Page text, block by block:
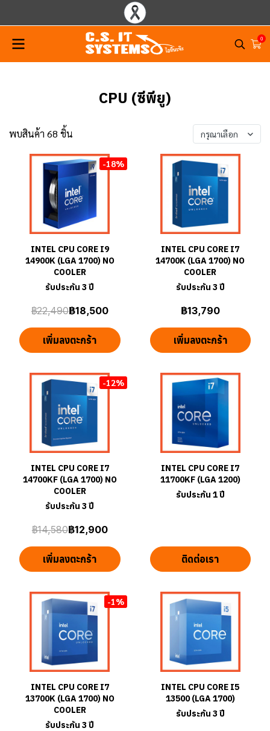
0
CPU (ซีพียู)
พบสินค้า 68 ชิ้น กรุณาเลือก
-18%
INTEL CPU CORE I9
14900K (LGA 1700) NO
COOLER
รับประกัน 3 ปี
฿22,490฿18,500
เพิ่มลงตะกร้า
INTEL CPU CORE I7
14700K (LGA 1700) NO
COOLER
รับประกัน 3 ปี
฿13,790
เพิ่มลงตะกร้า
-12%
INTEL CPU CORE I7
14700KF (LGA 1700) NO
COOLER
รับประกัน 3 ปี
฿14,580฿12,900
เพิ่มลงตะกร้า
INTEL CPU CORE I7
11700KF (LGA 1200)
รับประกัน 1 ปี
ติดต่อเรา
-1%
INTEL CPU CORE I7
13700K (LGA 1700) NO
COOLER
รับประกัน 3 ปี
INTEL CPU CORE I5
13500 (LGA 1700)
รับประกัน 3 ปี